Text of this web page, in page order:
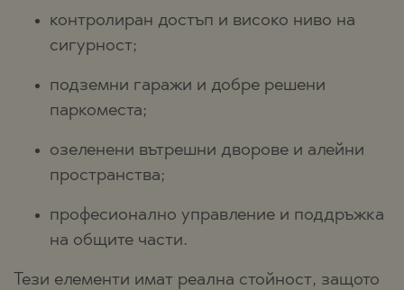
контролиран достъп и високо ниво на
сигурност;
подземни гаражи и добре решени
паркоместа;
озеленени вътрешни дворове и алейни
пространства;
професионално управление и поддръжка
на общите части.
Тези елементи имат реална стойност, защото